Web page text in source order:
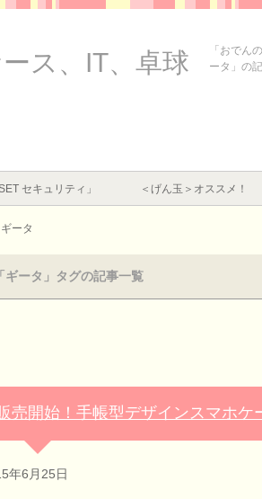
ス、IT、卓球
「おでん
ータ」の
セキュリティ」 ＜げん玉＞オススメ！
ギータ
「ギータ」タグの記事一覧
売開始！手帳型デザインスマホケ
年6月25日